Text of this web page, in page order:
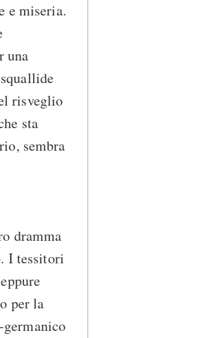
e miseria.
una
risveglio
sta
sembra
dramma
I tessitori
per la